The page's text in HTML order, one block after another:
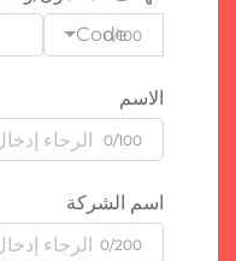
Code
0/100
الاسم
0/100
اسم الشركة
0/200